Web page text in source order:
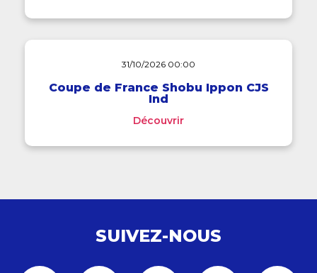
31/10/2026 00:00
Coupe de France Shobu Ippon CJS
Ind
Découvrir
SUIVEZ-NOUS